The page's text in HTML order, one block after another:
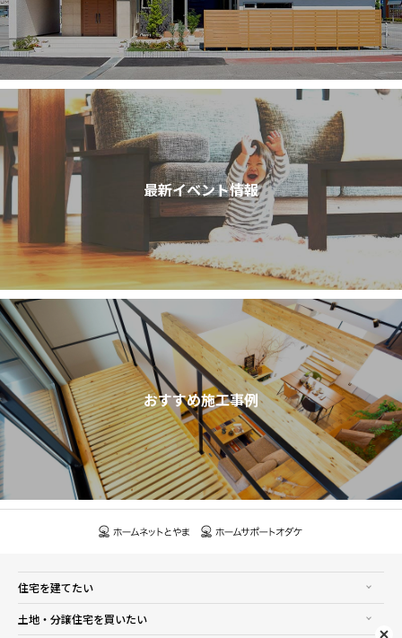
最新イベント情報
おすすめ施工事例
住宅を建てたい
土地・分譲住宅を買いたい